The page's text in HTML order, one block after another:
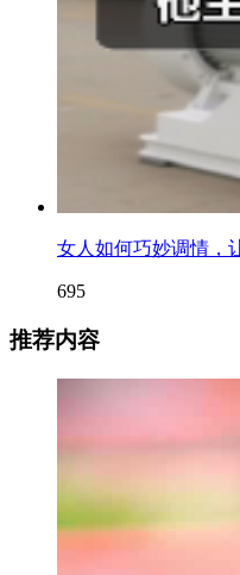
女人如何巧妙调情，
695
推荐内容